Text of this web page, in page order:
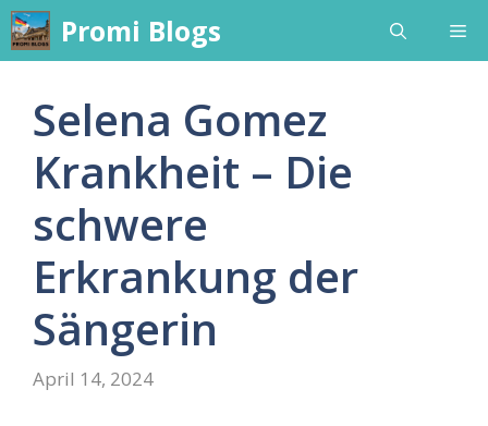
Skip
to
content
Promi Blogs
Selena Gomez
Krankheit – Die
schwere
Erkrankung der
Sängerin
April 14, 2024